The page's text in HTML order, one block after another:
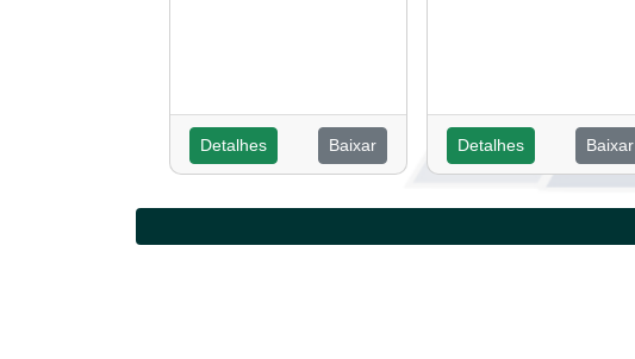
Detalhes Baixar Detalhes Baixar